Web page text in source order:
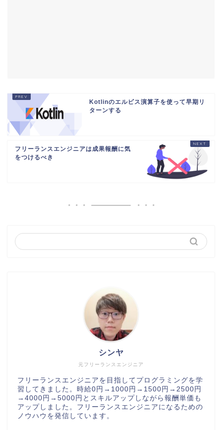
Kotlinのエルビス演算子を使って早期リ
ターンする
フリーランスエンジニアは成果報酬に気
をつけるべき
元フリーランスエンジニア
シンヤ
フリーランスエンジニアを目指してプログラミングを学
習してきました。時給0円→1000円→1500円→2500円
→4000円→5000円とスキルアップしながら報酬単価も
アップしました。フリーランスエンジニアになるための
ノウハウを発信しています。